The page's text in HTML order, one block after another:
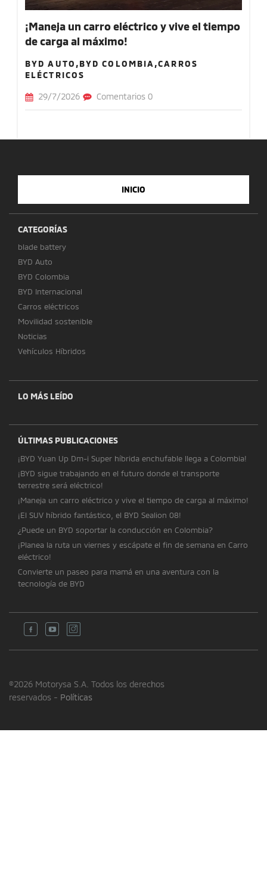
¡Maneja un carro eléctrico y vive el tiempo
de carga al máximo!
BYD AUTO,BYD COLOMBIA,CARROS
ELÉCTRICOS
29/7/2026 Comentarios 0
INICIO
CATEGORÍAS
blade battery
BYD Auto
BYD Colombia
BYD Internacional
Carros eléctricos
Movilidad sostenible
Noticias
Vehículos Híbridos
LO MÁS LEÍDO
ÚLTIMAS PUBLICACIONES
¡BYD Yuan Up Dm-i Super híbrida enchufable llega a Colombia!
¡BYD sigue trabajando en el futuro donde el transporte
terrestre será eléctrico!
¡Maneja un carro eléctrico y vive el tiempo de carga al máximo!
¡El SUV híbrido fantástico, el BYD Sealion 08!
¿Puede un BYD soportar la conducción en Colombia?
¡Planea la ruta un viernes y escápate el fin de semana en Carro
eléctrico!
Convierte un paseo para mamá en una aventura con la
tecnología de BYD
©2026 Motorysa S.A. Todos los derechos
reservados - Políticas